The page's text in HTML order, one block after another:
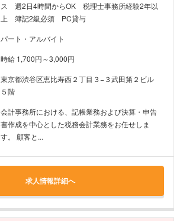
ス 週2日4時間からOK 税理士事務所経験2年以
上 簿記2級必須 PC貸与
パート・アルバイト
時給 1,700円～3,000円
東京都渋谷区恵比寿西２丁目３−３武田第２ビル
５階
会計事務所における、記帳業務および決算・申告
書作成を中心とした税務会計業務をお任せしま
す。 顧客と...
求人情報詳細へ